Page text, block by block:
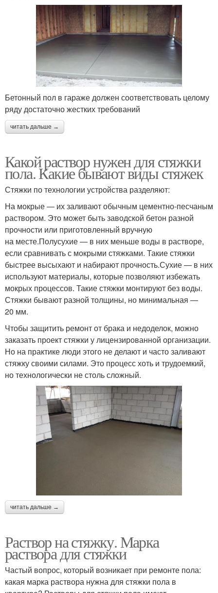
Бетонный пол в гараже должен соответствовать целому
ряду достаточно жестких требований
читать дальше →
Какой раствор нужен для стяжки
пола. Какие бывают виды стяжек
Стяжки по технологии устройства разделяют:
На мокрые — их заливают обычным цементно-песчаным
раствором. Это может быть заводской бетон разной
прочности или приготовленный вручную
на месте.Полусухие — в них меньше воды в растворе,
если сравнивать с мокрыми стяжками. Такие стяжки
быстрее высыхают и набирают прочность.Сухие — в них
используют материалы, которые позволяют избежать
мокрых процессов. Такие стяжки монтируют без воды.
Стяжки бывают разной толщины, но минимальная —
20 мм.
Чтобы защитить ремонт от брака и недоделок, можно
заказать проект стяжки у лицензированной организации.
Но на практике люди этого не делают и часто заливают
стяжку своими силами. Это процесс хоть и трудоемкий,
но технологически не столь сложный.
читать дальше →
Раствор на стяжку. Марка
раствора для стяжки
Частый вопрос, который возникает при ремонте пола:
какая марка раствора нужна для стяжки пола в